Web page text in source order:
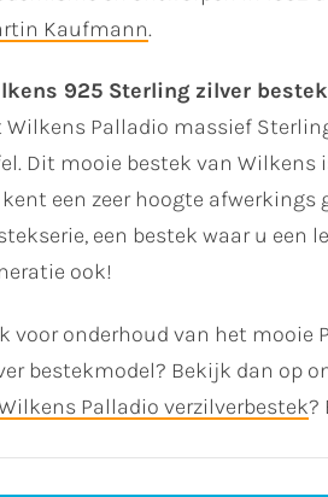
Kaufmann.
925 Sterling zilver bestek
Wilkens Palladio massief
Dit mooie bestek van
een zeer hoogte afwerkings
een bestek waar u een
ook!
voor onderhoud van het mooie
bestekmodel? Bekijk dan op
Palladio verzilverbestek?